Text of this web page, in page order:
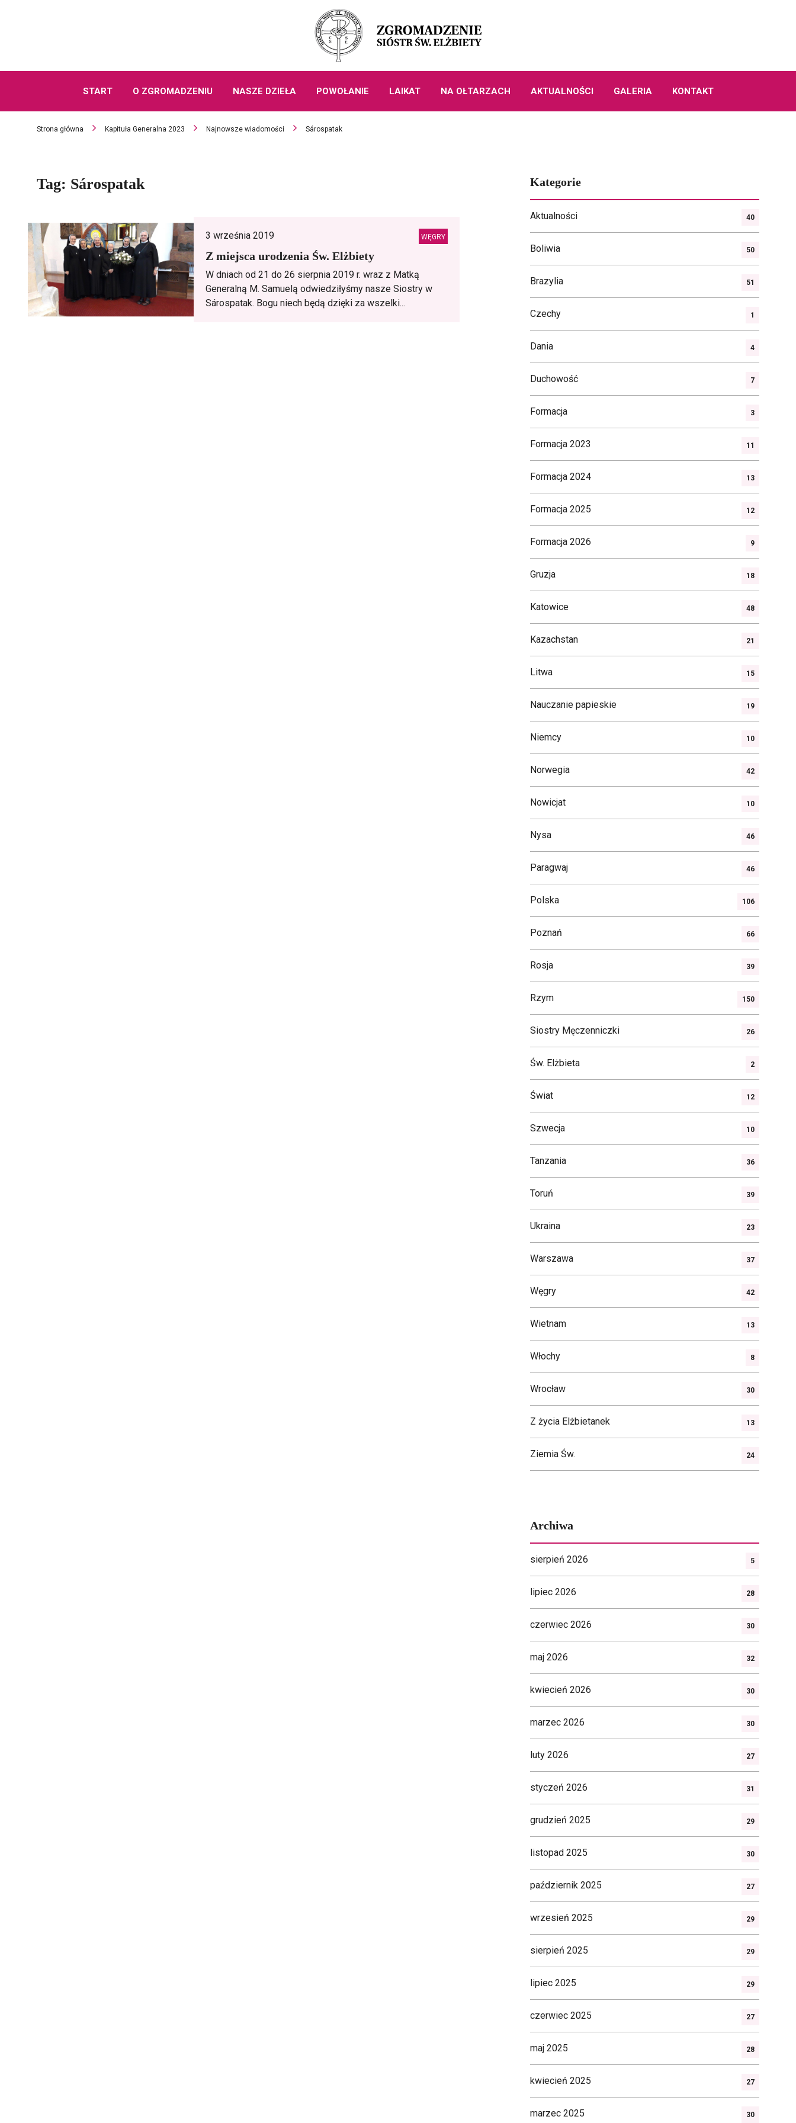
START O ZGROMADZENIU NASZE DZIEŁA POWOŁANIE LAIKAT NA OŁTARZACH AKTUALNOŚCI GALERIA KONTAKT
Strona główna Kapituła Generalna 2023 Najnowsze wiadomości Sárospatak
Tag: Sárospatak
3 września 2019 WĘGRY
Z miejsca urodzenia Św. Elżbiety
W dniach od 21 do 26 sierpnia 2019 r. wraz z Matką
Generalną M. Samuelą odwiedziłyśmy nasze Siostry w
Sárospatak. Bogu niech będą dzięki za wszelki...
Kategorie
Aktualności 40
Boliwia 50
Brazylia 51
Czechy 1
Dania 4
Duchowość 7
Formacja 3
Formacja 2023 11
Formacja 2024 13
Formacja 2025 12
Formacja 2026 9
Gruzja 18
Katowice 48
Kazachstan 21
Litwa 15
Nauczanie papieskie 19
Niemcy 10
Norwegia 42
Nowicjat 10
Nysa 46
Paragwaj 46
Polska 106
Poznań 66
Rosja 39
Rzym 150
Siostry Męczenniczki 26
Św. Elżbieta 2
Świat 12
Szwecja 10
Tanzania 36
Toruń 39
Ukraina 23
Warszawa 37
Węgry 42
Wietnam 13
Włochy 8
Wrocław 30
Z życia Elżbietanek 13
Ziemia Św. 24
Archiwa
sierpień 2026 5
lipiec 2026 28
czerwiec 2026 30
maj 2026 32
kwiecień 2026 30
marzec 2026 30
luty 2026 27
styczeń 2026 31
grudzień 2025 29
listopad 2025 30
październik 2025 27
wrzesień 2025 29
sierpień 2025 29
lipiec 2025 29
czerwiec 2025 27
maj 2025 28
kwiecień 2025 27
marzec 2025 30